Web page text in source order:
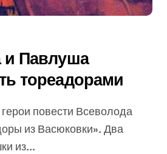
и Павлуша
тореадорами
из Васюковки». Два
из...